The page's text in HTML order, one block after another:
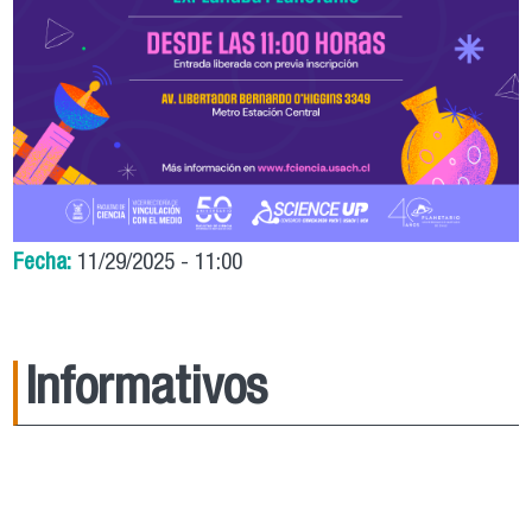
Fecha: 11/29/2025 - 11:00
Informativos